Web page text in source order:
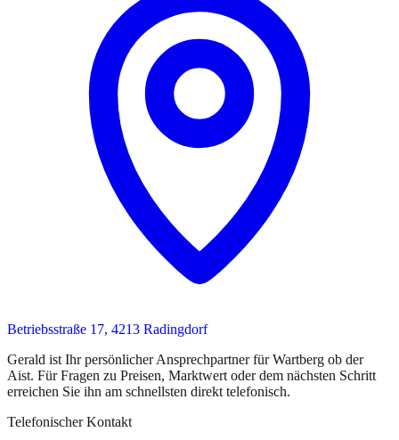
Betriebsstraße 17, 4213 Radingdorf
Gerald ist Ihr persönlicher Ansprechpartnerfür Wartberg ob der
Aist. Für Fragen zu Preisen, Marktwert oder dem nächsten Schritt
erreichen Sie ihn am schnellsten direkt telefonisch.
Telefonischer Kontakt